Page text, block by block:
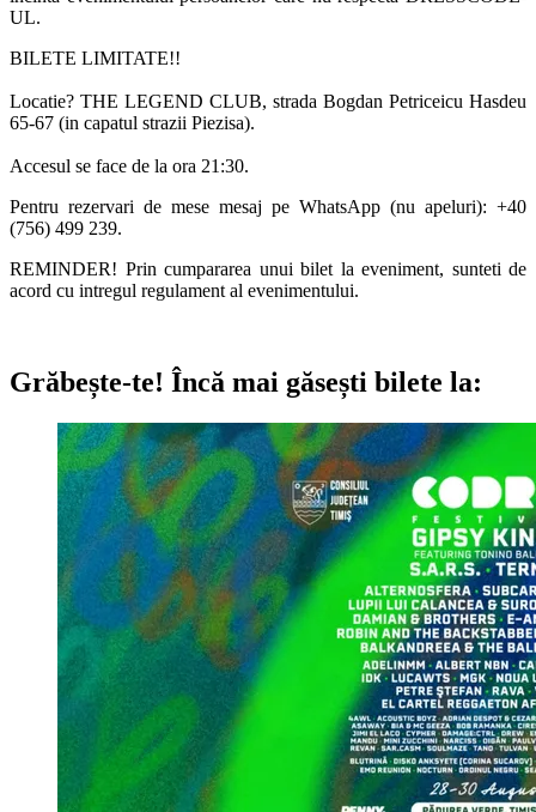
UL.
BILETE LIMITATE!!
Locatie? THE LEGEND CLUB, strada Bogdan Petriceicu Hasdeu
65-67 (in capatul strazii Piezisa).
Accesul se face de la ora 21:30.
Pentru rezervari de mese mesaj pe WhatsApp (nu apeluri): +40
(756) 499 239.
REMINDER! Prin cumpararea unui bilet la eveniment, sunteti de
acord cu intregul regulament al evenimentului.
Grăbește-te! Încă mai găsești bilete la: